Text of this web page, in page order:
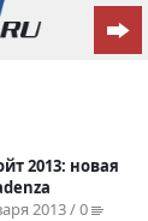
2013: новая
2013 / 0